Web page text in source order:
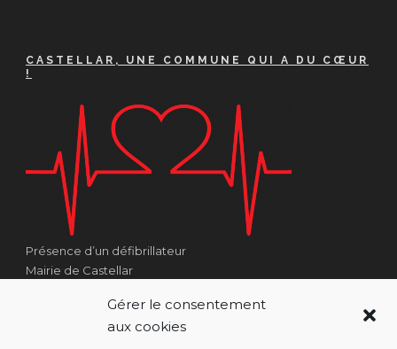
Gérer le consentement
aux cookies
CASTELLAR, UNE COMMUNE QUI A DU CŒUR
!
Présence d’un défibrillateur
Mairie de Castellar
Côté Escalier Rue Sarrail
06500 Castellar